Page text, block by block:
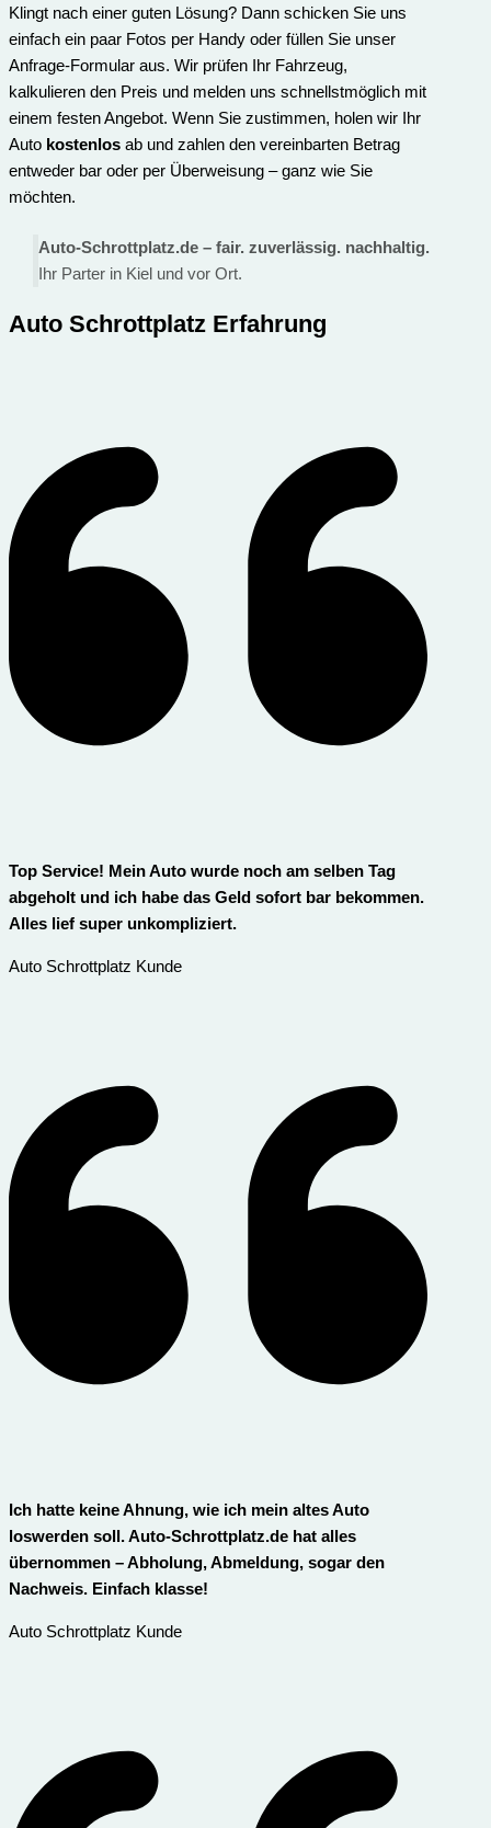
Klingt nach einer guten Lösung? Dann schicken Sie uns
einfach ein paar Fotos per Handy oder füllen Sie unser
Anfrage-Formular aus. Wir prüfen Ihr Fahrzeug,
kalkulieren den Preis und melden uns schnellstmöglich mit
einem festen Angebot. Wenn Sie zustimmen, holen wir Ihr
Auto kostenlos ab und zahlen den vereinbarten Betrag
entweder bar oder per Überweisung – ganz wie Sie
möchten.
Auto-Schrottplatz.de – fair. zuverlässig. nachhaltig.
Ihr Parter in Kiel und vor Ort.
Auto Schrottplatz Erfahrung
Top Service! Mein Auto wurde noch am selben Tag
abgeholt und ich habe das Geld sofort bar bekommen.
Alles lief super unkompliziert.
Auto Schrottplatz Kunde
Ich hatte keine Ahnung, wie ich mein altes Auto
loswerden soll. Auto-Schrottplatz.de hat alles
übernommen – Abholung, Abmeldung, sogar den
Nachweis. Einfach klasse!
Auto Schrottplatz Kunde